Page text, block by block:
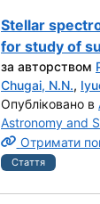
Stellar
for study of
за авторством
Chugai, N.N.,
Опубліковано в
Astronomy and
Отримати
Стаття